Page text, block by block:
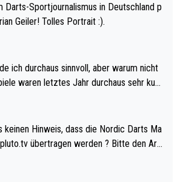
Darts-Sportjournalismus in Deutschland p
Geiler! Tolles Portrait :).
ich durchaus sinnvoll, aber warum nicht
Welt eh qualifi
automatische Qualifikation des Weltmei
J
spielen. Dies war bei Archie Self letzt
übertragen werden ? Bitte den Arti